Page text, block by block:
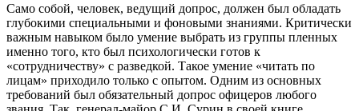
Само собой, человек, ведущий допрос, должен был обладать
глубокими специальными и фоновыми знаниями. Критически
важным навыком было умение выбрать из группы пленных
именно того, кто был психологически готов к
«сотрудничеству» с разведкой. Такое умение «читать по
лицам» приходило только с опытом. Одним из основных
требований был обязательный допрос офицеров любого